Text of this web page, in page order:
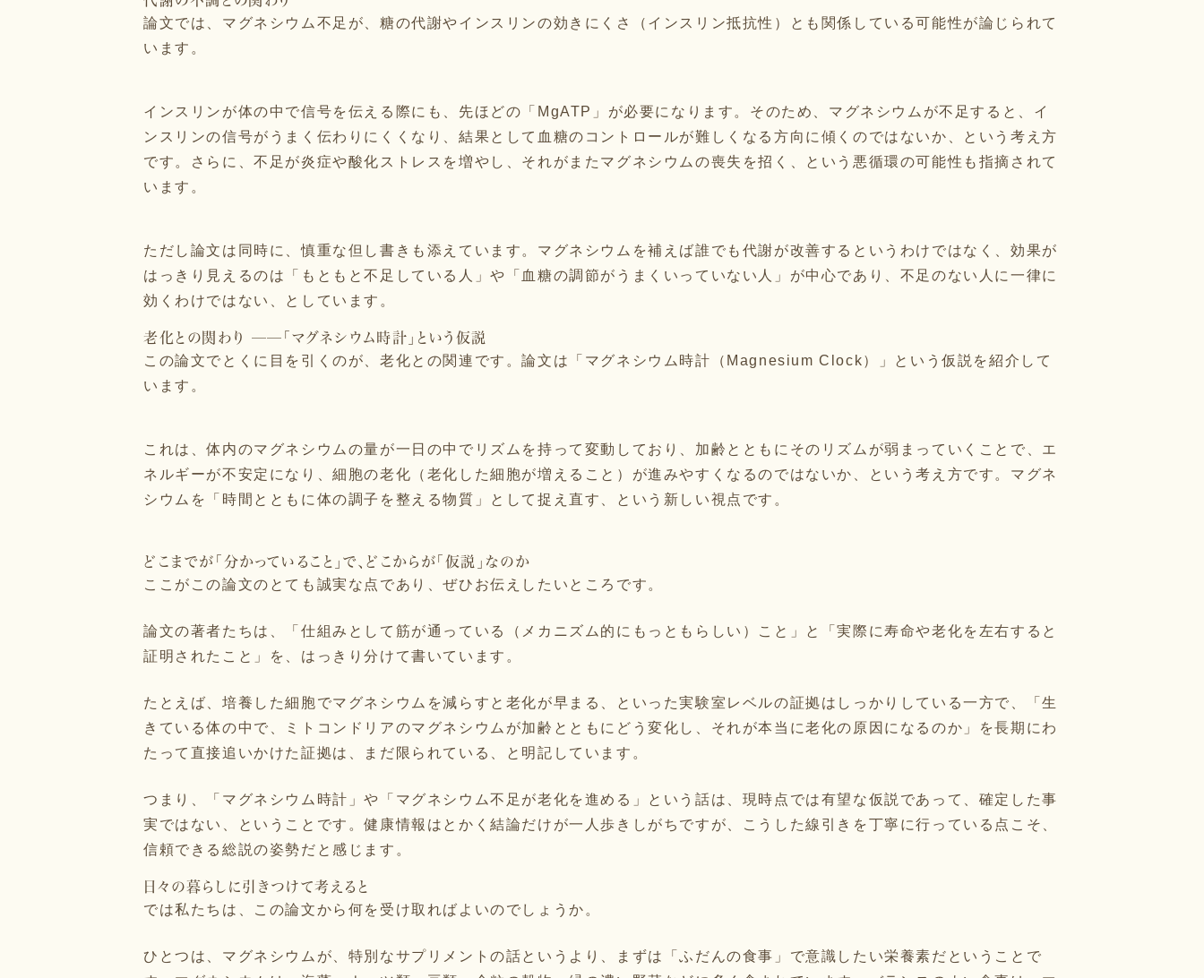
論文では、マグネシウム不足が、糖の代謝やインスリンの効きにくさ（インスリン抵抗性）とも関係している可能性が論じられて
います。
インスリンが体の中で信号を伝える際にも、先ほどの「MgATP」が必要になります。そのため、マグネシウムが不足すると、イ
ンスリンの信号がうまく伝わりにくくなり、結果として血糖のコントロールが難しくなる方向に傾くのではないか、という考え方
です。さらに、不足が炎症や酸化ストレスを増やし、それがまたマグネシウムの喪失を招く、という悪循環の可能性も指摘されて
います。
ただし論文は同時に、慎重な但し書きも添えています。マグネシウムを補えば誰でも代謝が改善するというわけではなく、効果が
はっきり見えるのは「もともと不足している人」や「血糖の調節がうまくいっていない人」が中心であり、不足のない人に一律に
効くわけではない、としています。
老化との関わり ──「マグネシウム時計」という仮説
この論文でとくに目を引くのが、老化との関連です。論文は「マグネシウム時計（Magnesium Clock）」という仮説を紹介して
います。
これは、体内のマグネシウムの量が一日の中でリズムを持って変動しており、加齢とともにそのリズムが弱まっていくことで、エ
ネルギーが不安定になり、細胞の老化（老化した細胞が増えること）が進みやすくなるのではないか、という考え方です。マグネ
シウムを「時間とともに体の調子を整える物質」として捉え直す、という新しい視点です。
どこまでが「分かっていること」で、どこからが「仮説」なのか
ここがこの論文のとても誠実な点であり、ぜひお伝えしたいところです。
論文の著者たちは、「仕組みとして筋が通っている（メカニズム的にもっともらしい）こと」と「実際に寿命や老化を左右すると
証明されたこと」を、はっきり分けて書いています。
たとえば、培養した細胞でマグネシウムを減らすと老化が早まる、といった実験室レベルの証拠はしっかりしている一方で、「生
きている体の中で、ミトコンドリアのマグネシウムが加齢とともにどう変化し、それが本当に老化の原因になるのか」を長期にわ
たって直接追いかけた証拠は、まだ限られている、と明記しています。
つまり、「マグネシウム時計」や「マグネシウム不足が老化を進める」という話は、現時点では有望な仮説であって、確定した事
実ではない、ということです。健康情報はとかく結論だけが一人歩きしがちですが、こうした線引きを丁寧に行っている点こそ、
信頼できる総説の姿勢だと感じます。
日々の暮らしに引きつけて考えると
では私たちは、この論文から何を受け取ればよいのでしょうか。
ひとつは、マグネシウムが、特別なサプリメントの話というより、まずは「ふだんの食事」で意識したい栄養素だということで